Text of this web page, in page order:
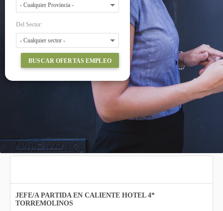
Del Sector:
BUSCAR OFERTAS EMPLEO
JEFE/A PARTIDA EN CALIENTE HOTEL 4*
TORREMOLINOS